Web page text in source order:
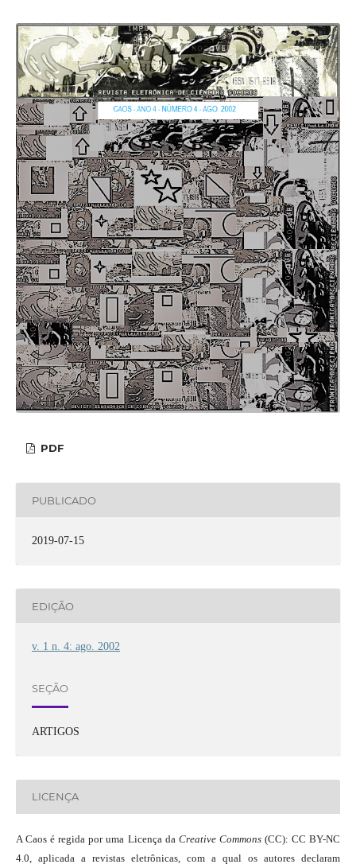
PDF
PUBLICADO
2019-07-15
EDIÇÃO
v. 1 n. 4: ago. 2002
SEÇÃO
ARTIGOS
LICENÇA
A Caos é regida por uma Licença da Creative Commons(CC): CC BY-NC
4.0, aplicada a revistas eletrônicas, com a qual os autores declaram